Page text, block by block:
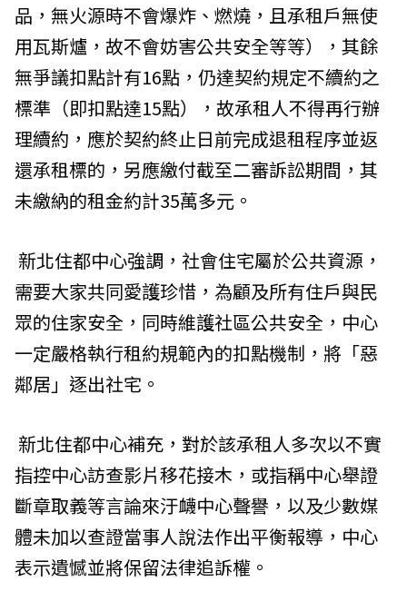
品，無火源時不會爆炸、燃燒，且承租戶無使
用瓦斯爐，故不會妨害公共安全等等），其餘
無爭議扣點計有16點，仍達契約規定不續約之
標準（即扣點達15點），故承租人不得再行辦
理續約，應於契約終止日前完成退租程序並返
還承租標的，另應繳付截至二審訴訟期間，其
未繳納的租金約計35萬多元。
新北住都中心強調，社會住宅屬於公共資源，
需要大家共同愛護珍惜，為顧及所有住戶與民
眾的住家安全，同時維護社區公共安全，中心
一定嚴格執行租約規範內的扣點機制，將「惡
鄰居」逐出社宅。
新北住都中心補充，對於該承租人多次以不實
指控中心訪查影片移花接木，或指稱中心舉證
斷章取義等言論來汙衊中心聲譽，以及少數媒
體未加以查證當事人說法作出平衡報導，中心
表示遺憾並將保留法律追訴權。